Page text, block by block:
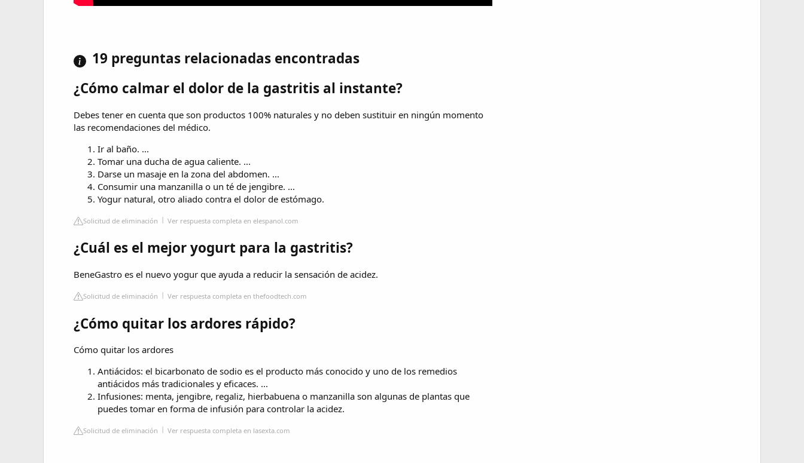
19 preguntas relacionadas encontradas
¿Cómo calmar el dolor de la gastritis al instante?
Debes tener en cuenta que son productos 100% naturales y no deben sustituir en ningún momento
las recomendaciones del médico.
Ir al baño. ...
Tomar una ducha de agua caliente. ...
Darse un masaje en la zona del abdomen. ...
Consumir una manzanilla o un té de jengibre. ...
Yogur natural, otro aliado contra el dolor de estómago.
Solicitud de eliminación Ver respuesta completa en elespanol.com
¿Cuál es el mejor yogurt para la gastritis?
BeneGastro es el nuevo yogur que ayuda a reducir la sensación de acidez.
Solicitud de eliminación Ver respuesta completa en thefoodtech.com
¿Cómo quitar los ardores rápido?
Cómo quitar los ardores
Antiácidos: el bicarbonato de sodio es el producto más conocido y uno de los remedios
antiácidos más tradicionales y eficaces. ...
Infusiones: menta, jengibre, regaliz, hierbabuena o manzanilla son algunas de plantas que
puedes tomar en forma de infusión para controlar la acidez.
Solicitud de eliminación Ver respuesta completa en lasexta.com